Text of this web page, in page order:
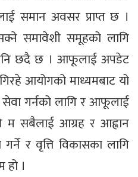
समान अवसर प्राप्त छ ।
समावेशी समूहको लागि
छदै छ । आफूलाई अपडेट
आयोगको माध्यमबाट यो
गर्नको लागि र आफूलाई
म सबैलाई आग्रह र आह्वान
र वृत्ति विकासका लागि
हो ।